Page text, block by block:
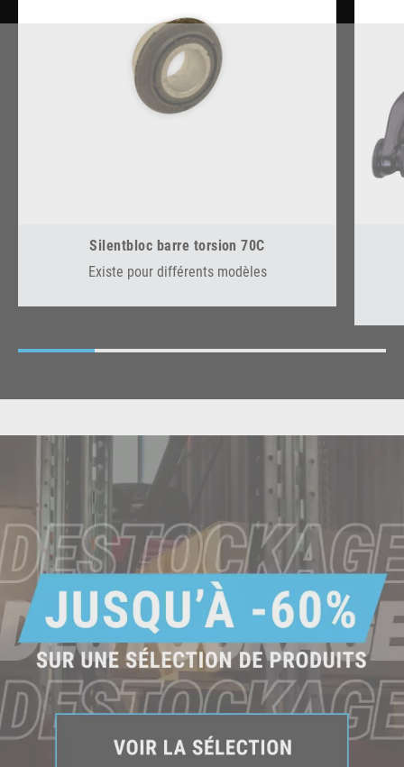
Silentbloc barre torsion 70C
Existe pour différents modèles